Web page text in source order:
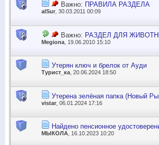
Важно: ПРАВИЛА РАЗДЕЛА
alSur, 30.03.2011 00:09
Важно: РАЗДЕЛ ДЛЯ
Megiona , 19.06.2010 15:10
Утерян ключ и брелок от Ауди
Турист_ка, 20.06.2024 18:50
Утерена зелёная папка (Новый
vistar , 06.01.2024 17:16
Найдено пенсионное
MЫКОЛА , 16.10.2023 10:20